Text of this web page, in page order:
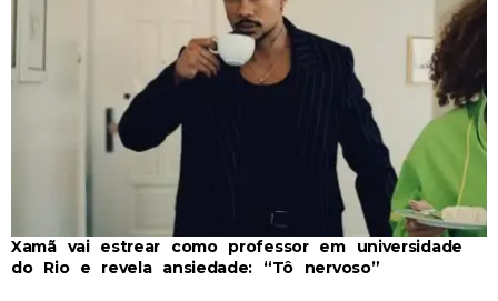
Xamã vai estrear como professor em universidade
do Rio e revela ansiedade: “Tô nervoso”